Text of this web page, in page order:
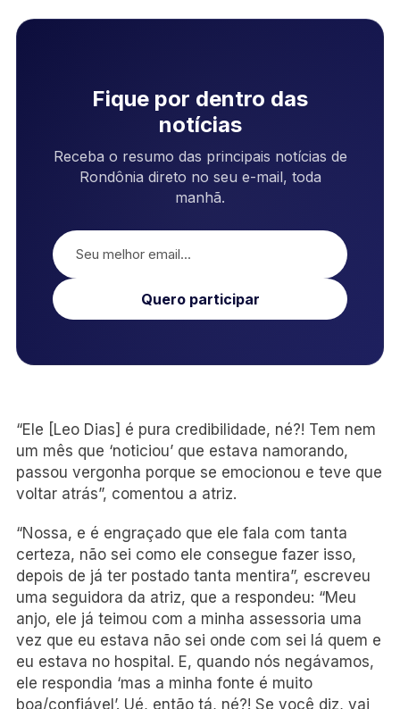
Fique por dentro das
notícias
Receba o resumo das principais notícias de
Rondônia direto no seu e-mail, toda
manhã.
Quero participar
“Ele [Leo Dias] é pura credibilidade, né?! Tem nem
um mês que ‘noticiou’ que estava namorando,
passou vergonha porque se emocionou e teve que
voltar atrás”, comentou a atriz.
“Nossa, e é engraçado que ele fala com tanta
certeza, não sei como ele consegue fazer isso,
depois de já ter postado tanta mentira”, escreveu
uma seguidora da atriz, que a respondeu: “Meu
anjo, ele já teimou com a minha assessoria uma
vez que eu estava não sei onde com sei lá quem e
eu estava no hospital. E, quando nós negávamos,
ele respondia ‘mas a minha fonte é muito
boa/confiável’. Ué, então tá, né?! Se você diz, vai